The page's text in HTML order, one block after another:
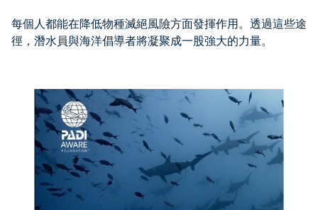
每個人都能在降低物種滅絕風險方面發揮作用。透過這些途
徑，潛水員與海洋倡導者將凝聚成一股強大的力量。